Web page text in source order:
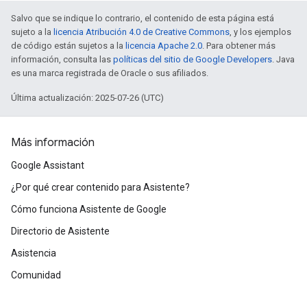
Salvo que se indique lo contrario, el contenido de esta página está
sujeto a la licencia Atribución 4.0 de Creative Commons, y los ejemplos
de código están sujetos a la licencia Apache 2.0. Para obtener más
información, consulta las políticas del sitio de Google Developers. Java
es una marca registrada de Oracle o sus afiliados.
Última actualización: 2025-07-26 (UTC)
Más información
Google Assistant
¿Por qué crear contenido para Asistente?
Cómo funciona Asistente de Google
Directorio de Asistente
Asistencia
Comunidad